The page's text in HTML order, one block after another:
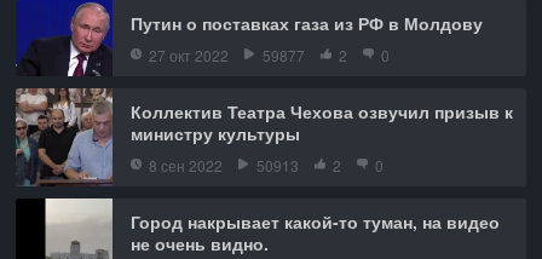
Путин о поставках газа из РФ в Молдову
27 окт 2022 59877 2 0
Коллектив Театра Чехова озвучил призыв к
министру культуры
8 сен 2022 50913 2 0
Город накрывает какой-то туман, на видео
не очень видно.